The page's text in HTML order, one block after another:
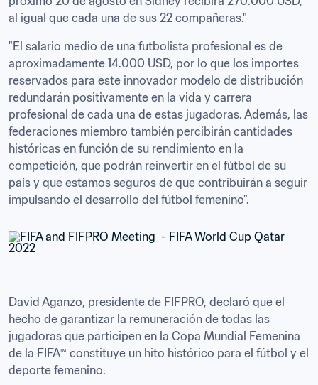
al igual que cada una de sus 22 compañeras."
"El salario medio de una futbolista profesional es de
aproximadamente 14.000 USD, por lo que los importes
reservados para este innovador modelo de distribución
redundarán positivamente en la vida y carrera
profesional de cada una de estas jugadoras. Además, las
federaciones miembro también percibirán cantidades
históricas en función de su rendimiento en la
competición, que podrán reinvertir en el fútbol de su
país y que estamos seguros de que contribuirán a seguir
impulsando el desarrollo del fútbol femenino".
David Aganzo, presidente de FIFPRO, declaró que el
hecho de garantizar la remuneración de todas las
jugadoras que participen en la Copa Mundial Femenina
de la FIFA™ constituye un hito histórico para el fútbol y el
deporte femenino.